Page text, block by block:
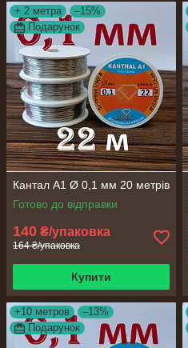
+ 2 метра
–15%
Подарунок
Кантал А1 Ø 0,1 мм 20 метрів
Готово до відправки
140 ₴/упаковка
164 ₴/упаковка
Купити
+10 метров
–13%
Подарунок